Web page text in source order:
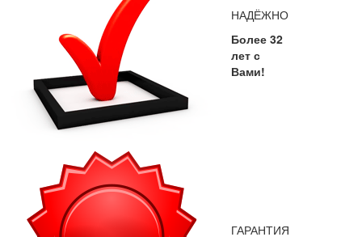
НАДЁЖНО
Более 32
лет с
Вами!
ГАРАНТИЯ